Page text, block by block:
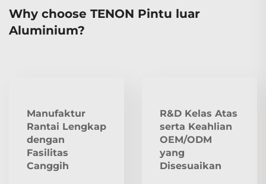
Why choose TENON Pintu luar
Aluminium?
Manufaktur
Rantai Lengkap
dengan
Fasilitas
Canggih
R&D Kelas Atas
serta Keahlian
OEM/ODM
yang
Disesuaikan